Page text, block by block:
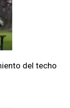
del techo